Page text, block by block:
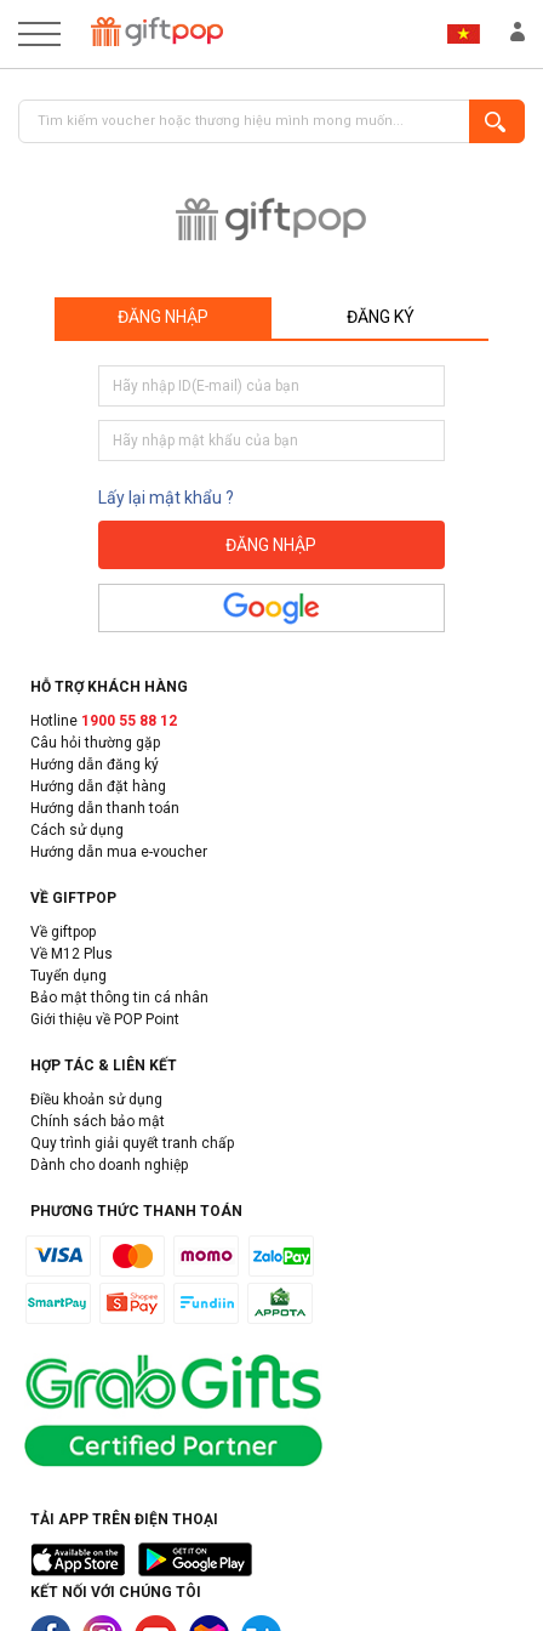
ĐĂNG NHẬP ĐĂNG KÝ
Lấy lại mật khẩu ?
HỖ TRỢ KHÁCH HÀNG
Hotline 1900 55 88 12
Câu hỏi thường gặp
Hướng dẫn đăng ký
Hướng dẫn đặt hàng
Hướng dẫn thanh toán
Cách sử dụng
Hướng dẫn mua e-voucher
VỀ GIFTPOP
Về giftpop
Về M12 Plus
Tuyển dụng
Bảo mật thông tin cá nhân
Giới thiệu về POP Point
HỢP TÁC & LIÊN KẾT
Điều khoản sử dụng
Chính sách bảo mật
Quy trình giải quyết tranh chấp
Dành cho doanh nghiệp
PHƯƠNG THỨC THANH TOÁN
TẢI APP TRÊN ĐIỆN THOẠI
KẾT NỐI VỚI CHÚNG TÔI